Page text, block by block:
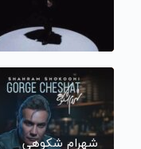
شهرام شکوهی